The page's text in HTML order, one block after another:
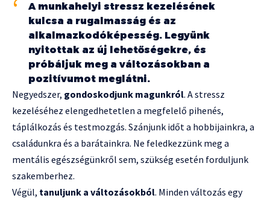
A munkahelyi stressz kezelésének
kulcsa a rugalmasság és az
alkalmazkodóképesség. Legyünk
nyitottak az új lehetőségekre, és
próbáljuk meg a változásokban a
pozitívumot meglátni.
Negyedszer, gondoskodjunk magunkról. A stressz
kezeléséhez elengedhetetlen a megfelelő pihenés,
táplálkozás és testmozgás. Szánjunk időt a hobbijainkra, a
családunkra és a barátainkra. Ne feledkezzünk meg a
mentális egészségünkről sem, szükség esetén forduljunk
szakemberhez.
Végül, tanuljunk a változásokból. Minden változás egy